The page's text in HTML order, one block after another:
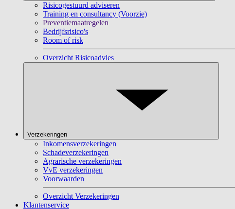
Risicogestuurd adviseren
Training en consultancy (Voorzie)
Preventiemaatregelen
Bedrijfsrisico's
Room of risk
Overzicht Risicoadvies
Verzekeringen
Inkomensverzekeringen
Schadeverzekeringen
Agrarische verzekeringen
VvE verzekeringen
Voorwaarden
Overzicht Verzekeringen
Klantenservice